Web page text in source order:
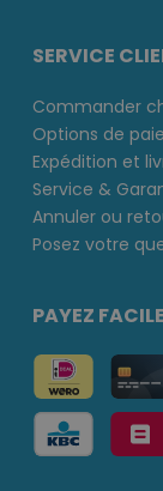
SERVICE
Commander
Options de
Expédition et
Service &
Annuler ou
Posez votre
PAYEZ